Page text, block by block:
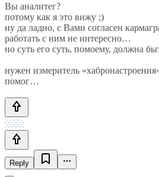
Вы аналитег?
потому как я это вижу ;)
ну да ладно, с Вами согласен
работать с ним не интересно…
но суть его суть, помоему, должна
нужен измеритель
помог…
Reply